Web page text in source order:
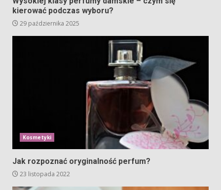
kierować podczas wyboru?
29 października 2025
Kosmetyki
Jak rozpoznać oryginalność perfum?
23 listopada 2022